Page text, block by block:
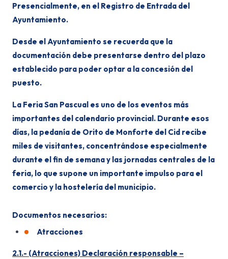
Presencialmente, en el Registro de Entrada del
Ayuntamiento.
Desde el Ayuntamiento se recuerda que la
documentación debe presentarse dentro del plazo
establecido para poder optar a la concesión del
puesto.
La Feria San Pascual es uno de los eventos más
importantes del calendario provincial. Durante esos
días, la pedanía de Orito de Monforte del Cid recibe
miles de visitantes, concentrándose especialmente
durante el fin de semana y las jornadas centrales de la
feria, lo que supone un importante impulso para el
comercio y la hostelería del municipio.
Documentos necesarios:
Atracciones
2.1.- (Atracciones) Declaración responsable –